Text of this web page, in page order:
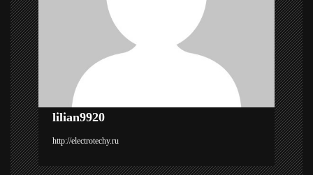
о
з
а
п
и
с
lilian9920
http://electrotechy.ru